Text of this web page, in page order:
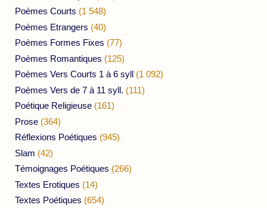
Poèmes Courts (1 548)
Poèmes Etrangers (40)
Poèmes Formes Fixes (77)
Poèmes Romantiques (125)
Poèmes Vers Courts 1 à 6 syll (1 092)
Poèmes Vers de 7 à 11 syll. (111)
Poétique Religieuse (161)
Prose (364)
Réflexions Poétiques (945)
Slam (42)
Témoignages Poétiques (266)
Textes Erotiques (14)
Textes Poétiques (654)